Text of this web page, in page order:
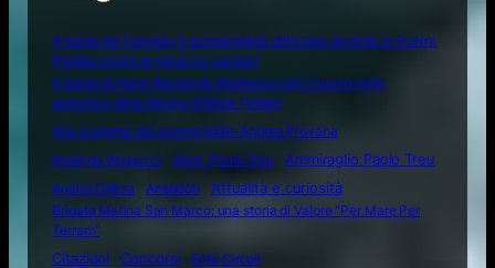
A bordo del Dandolo il sommergibile utilizzato durante la Guerra
Fredda contro le minacce nucleari
A bordo di Nave Raimondo Montecuccoli il nuovo volto
operativo della Marina Militare (Video)
Alla scoperta del sommergibile Andrea Provana
Amerigo Vespucci
Amm. Paolo Treu
Ammiraglio Paolo Treu
Analisi Difesa
Aneddoti Attualità e curiosità
Brigata Marina San Marco: una storia di Valore "Per Mare Per
Terram"
Citazioni
Concorsi
Ente Circoli